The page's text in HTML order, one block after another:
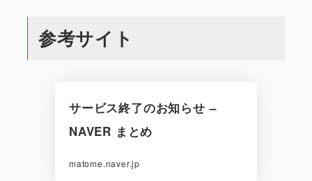
参考サイト
サービス終了のお知らせ –
NAVER まとめ
matome.naver.jp